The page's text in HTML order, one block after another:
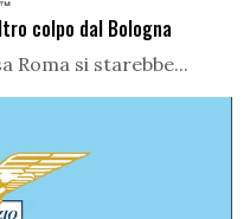
colpo dal Bologna
Roma si starebbe...